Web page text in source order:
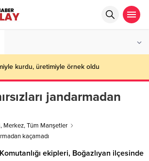
kurdu, üretimiyle örnek oldu
jandarmadan
, Merkez,Tüm Manşetler
kaçamadı
ekipleri, Boğazlıyan ilçesinde